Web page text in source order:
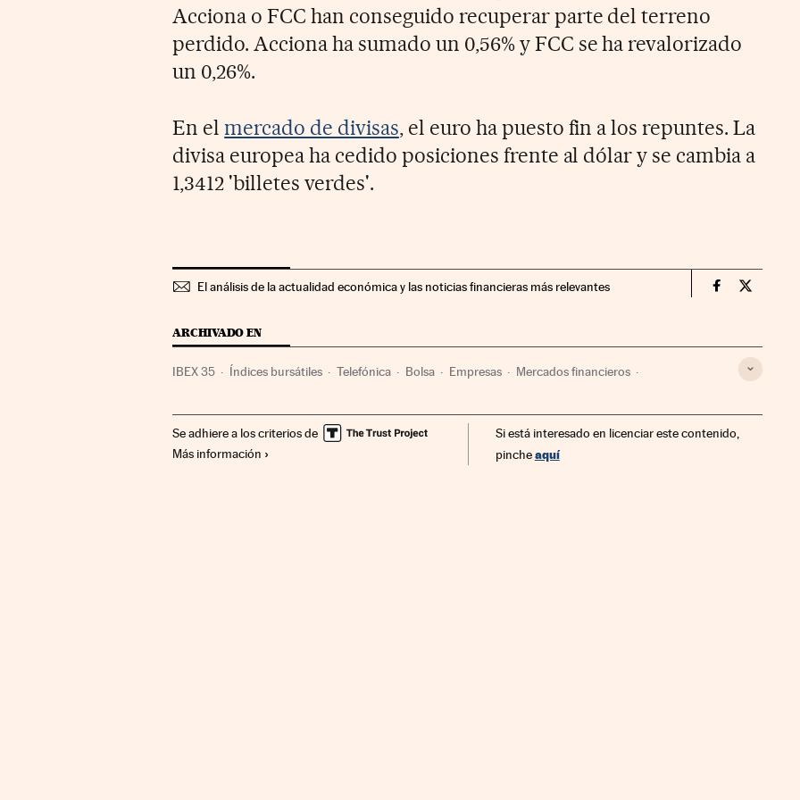
Acciona o FCC han conseguido recuperar parte del terreno
perdido. Acciona ha sumado un 0,56% y FCC se ha revalorizado
un 0,26%.
En elmercado de divisas, el euro ha puesto fin a los repuntes. La
divisa europea ha cedido posiciones frente al dólar y se cambia a
1,3412 'billetes verdes'.
El análisis de la actualidad económica y las noticias financieras más relevantes Mercados
ARCHIVADO EN
IBEX 35 Índices bursátiles Telefónica Bolsa Empresas Mercados financieros
Se adhiere a los criterios de
Más información
Si está interesado en licenciar este contenido,
pincheaquí